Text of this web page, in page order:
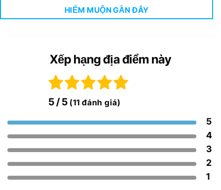
HIẾM MUỘN GẦN ĐÂY
Xếp hạng địa điểm này
5/ 5 (11 đánh giá)
5
4
3
2
1